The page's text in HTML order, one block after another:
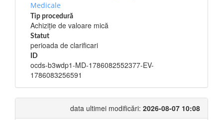
Medicale
Tip procedură
Achiziție de valoare mică
Statut
perioada de clarificari
ID
ocds-b3wdp1-MD-1786082552377-EV-
1786083256591
data ultimei modificări: 2026-08-07 10:08